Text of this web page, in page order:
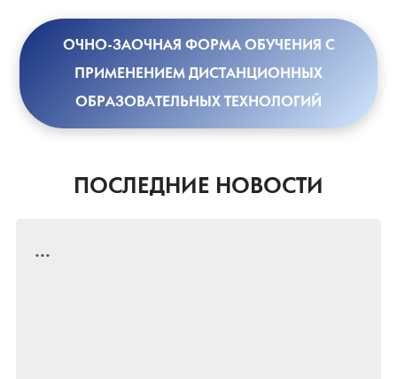
ОЧНО-ЗАОЧНАЯ ФОРМА ОБУЧЕНИЯ С
ПРИМЕНЕНИЕМ ДИСТАНЦИОННЫХ
ОБРАЗОВАТЕЛЬНЫХ ТЕХНОЛОГИЙ
ПОСЛЕДНИЕ НОВОСТИ
...